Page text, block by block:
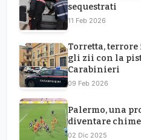
sequestrati
11 Feb 2026
Torretta,
gli zii con la
Carabinieri
09 Feb 2026
Palermo, una
diventare
02 Dic 2025